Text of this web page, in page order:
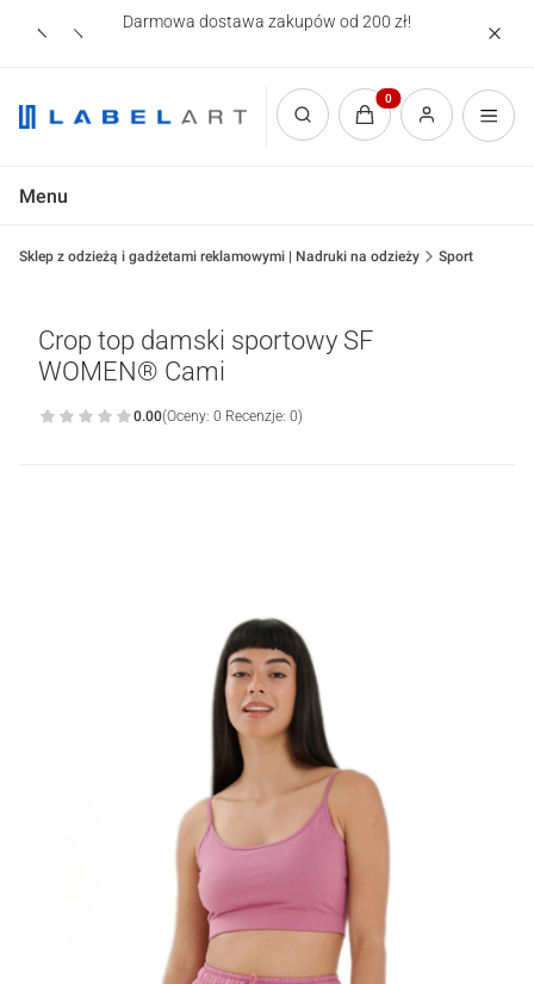
Darmowa dostawa zakupów od 200 zł!
Otwórz wyszukiwarkę
Produkty w koszyku:
Menu
Sklep z odzieżą i gadżetami reklamowymi | Nadruki na odzieży Sport
Crop top damski sportowy SF
WOMEN® Cami
0.00(Oceny: 0 Recenzje: 0)